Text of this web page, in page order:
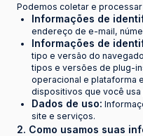
Podemos coletar e
Informações de
endereço de e-mail,
Informações de
tipo e versão do
tipos e versões de plug-
operacional e plataforma
dispositivos que você
Dados de uso:
site e serviços.
2. Como usamos suas